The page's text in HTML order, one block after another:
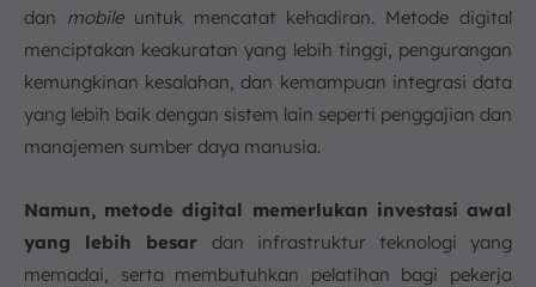
dan mobileuntuk mencatat kehadiran. Metode digital
menciptakan keakuratan yang lebih tinggi, pengurangan
kemungkinan kesalahan, dan kemampuan integrasi data
yang lebih baik dengan sistem lain seperti penggajian dan
manajemen sumber daya manusia.
Namun, metode digital memerlukan investasi awal
yang lebih besar dan infrastruktur teknologi yang
memadai, serta membutuhkan pelatihan bagi pekerja